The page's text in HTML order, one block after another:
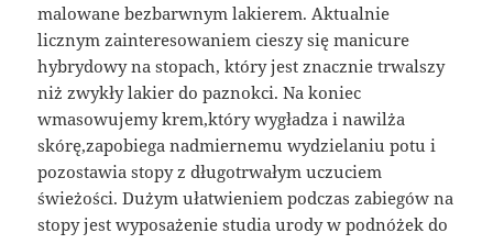
malowane bezbarwnym lakierem. Aktualnie
licznym zainteresowaniem cieszy się manicure
hybrydowy na stopach, który jest znacznie trwalszy
niż zwykły lakier do paznokci. Na koniec
wmasowujemy krem,który wygładza i nawilża
skórę,zapobiega nadmiernemu wydzielaniu potu i
pozostawia stopy z długotrwałym uczuciem
świeżości. Dużym ułatwieniem podczas zabiegów na
stopy jest wyposażenie studia urody w podnóżek do